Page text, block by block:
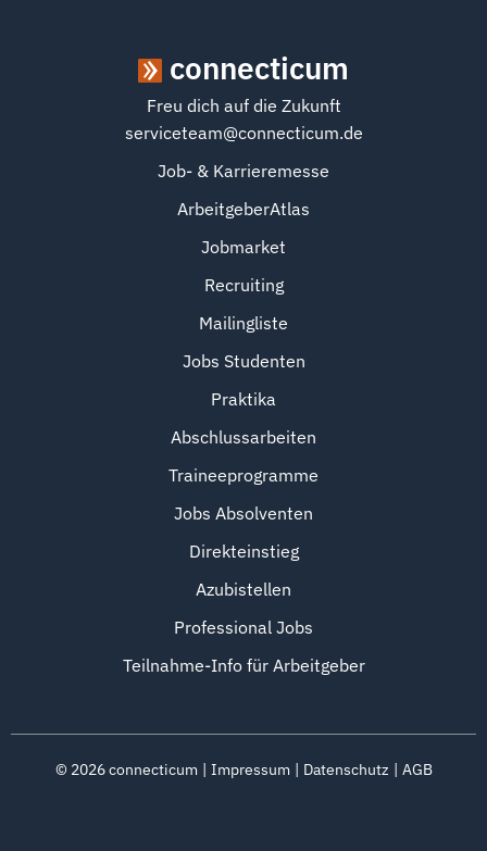
connecticum
Freu dich auf die Zukunft
serviceteam@connecticum.de
Job- & Karrieremesse
ArbeitgeberAtlas
Jobmarket
Recruiting
Mailingliste
Jobs Studenten
Praktika
Abschlussarbeiten
Traineeprogramme
Jobs Absolventen
Direkteinstieg
Azubistellen
Professional Jobs
Teilnahme-Info für Arbeitgeber
© 2026connecticum Impressum Datenschutz AGB